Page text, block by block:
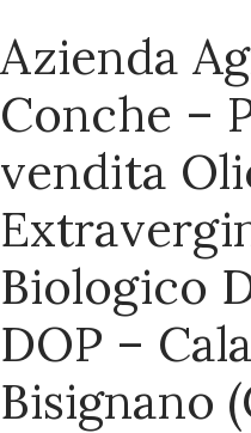
Azienda
Conche –
vendita
Biologico
DOP –
Bisignano